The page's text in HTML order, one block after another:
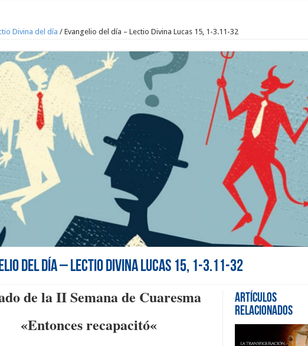
Divina del día / Evangelio del día – Lectio Divina Lucas 15, 1-3.11-32
del día – Lectio Divina Lucas 15, 1-3.11-32
Artículos
Relacionados
de la II Semana de Cuaresma
«Entonces recapacitó«